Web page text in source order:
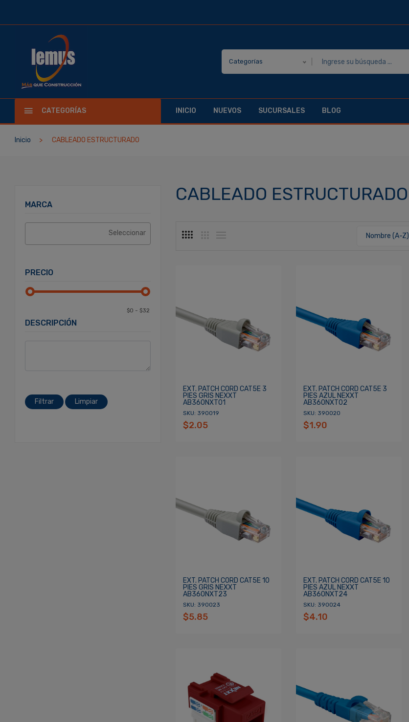
Categorías
CATEGORÍAS INICIO NUEVOS SUCURSALES BLOG
Inicio CABLEADO ESTRUCTURADO
MARCA
PRECIO
DESCRIPCIÓN
Filtrar Limpiar
CABLEADO ESTRUCTURADO
Nombre (A-Z)
EXT. PATCH CORD CAT5E 3
PIES GRIS NEXXT
AB360NXT01
SKU: 390019
$2.05
EXT. PATCH CORD CAT5E 3
PIES AZUL NEXXT
AB360NXT02
SKU: 390020
$1.90
EXT. PATCH CORD CAT5E 10
PIES GRIS NEXXT
AB360NXT23
SKU: 390023
$5.85
EXT. PATCH CORD CAT5E 10
PIES AZUL NEXXT
AB360NXT24
SKU: 390024
$4.10